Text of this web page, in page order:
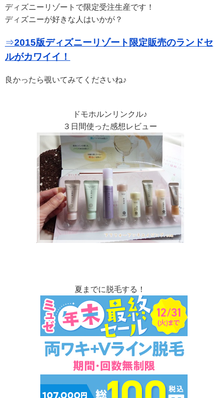
ディズニーリゾートで限定受注生産です！
ディズニーが好きな人はいかが？
⇒2015版ディズニーリゾート限定販売のランドセ
ルがカワイイ！
良かったら覗いてみてくださいね♪
ドモホルンリンクル♪
３日間使った感想レビュー
夏までに脱毛する！